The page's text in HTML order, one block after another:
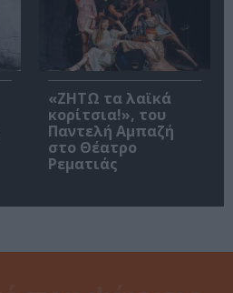
«ΖΗΤΩ τα λαϊκά
κορίτσια!», του
Παντελή Αμπαζή
στο Θέατρο
Ρεματιάς